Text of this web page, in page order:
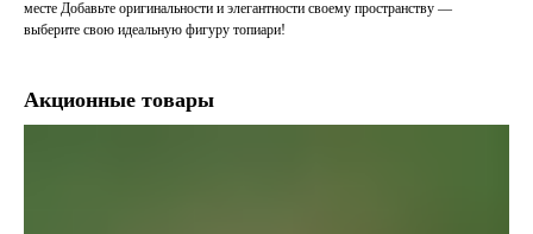
месте Добавьте оригинальности и элегантности своему пространству —
выберите свою идеальную фигуру топиари!
Акционные товары